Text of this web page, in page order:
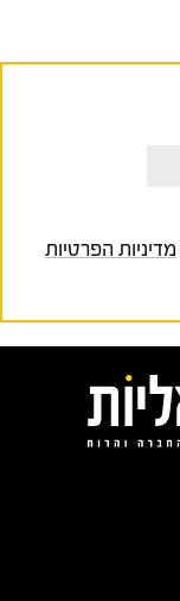
מדיניות הפרטיות